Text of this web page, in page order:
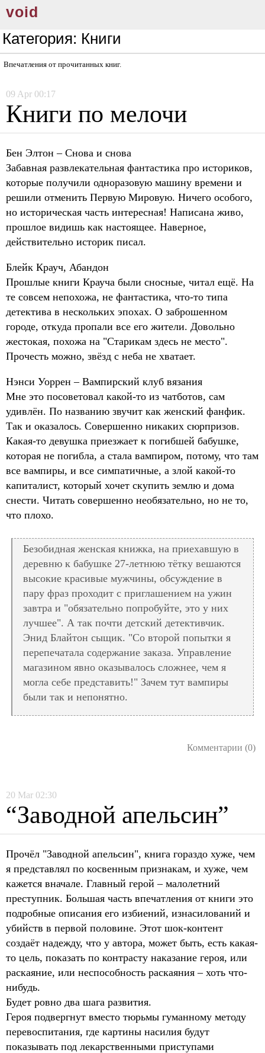
void
Категория: Книги
Впечатления от прочитанных книг.
09 Apr 00:17
Книги по мелочи
Бен Элтон – Снова и снова
Забавная развлекательная фантастика про историков,
которые получили одноразовую машину времени и
решили отменить Первую Мировую. Ничего особого,
но историческая часть интересная! Написана живо,
прошлое видишь как настоящее. Наверное,
действительно историк писал.
Блейк Крауч, Абандон
Прошлые книги Крауча были сносные, читал ещё. На
те совсем непохожа, не фантастика, что-то типа
детектива в нескольких эпохах. О заброшенном
городе, откуда пропали все его жители. Довольно
жестокая, похожа на "Старикам здесь не место".
Прочесть можно, звёзд с неба не хватает.
Нэнси Уоррен – Вампирский клуб вязания
Мне это посоветовал какой-то из чатботов, сам
удивлён. По названию звучит как женский фанфик.
Так и оказалось. Совершенно никаких сюрпризов.
Какая-то девушка приезжает к погибшей бабушке,
которая не погибла, а стала вампиром, потому, что там
все вампиры, и все симпатичные, а злой какой-то
капиталист, который хочет скупить землю и дома
снести. Читать совершенно необязательно, но не то,
что плохо.
Безобидная женская книжка, на приехавшую в
деревню к бабушке 27-летнюю тётку вешаются
высокие красивые мужчины, обсуждение в
пару фраз проходит с приглашением на ужин
завтра и "обязательно попробуйте, это у них
лучшее". А так почти детский детективчик.
Энид Блайтон сыщик. "Со второй попытки я
перепечатала содержание заказа. Управление
магазином явно оказывалось сложнее, чем я
могла себе представить!" Зачем тут вампиры
были так и непонятно.
Комментарии (0)
20 Mar 02:30
“Заводной апельсин”
Прочёл "Заводной апельсин", книга гораздо хуже, чем
я представлял по косвенным признакам, и хуже, чем
кажется вначале. Главный герой – малолетний
преступник. Большая часть впечатления от книги это
подробные описания его избиений, изнасилований и
убийств в первой половине. Этот шок-контент
создаёт надежду, что у автора, может быть, есть какая-
то цель, показать по контрасту наказание героя, или
раскаяние, или неспособность раскаяния – хоть что-
нибудь.
Будет ровно два шага развития.
Героя подвергнут вместо тюрьмы гуманному методу
перевоспитания, где картины насилия будут
показывать под лекарственными приступами